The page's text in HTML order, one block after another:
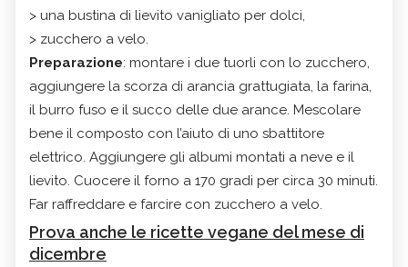
> una bustina di lievito vanigliato per dolci,
> zucchero a velo.
Preparazione: montare i due tuorli con lo zucchero,
aggiungere la scorza di arancia grattugiata, la farina,
il burro fuso e il succo delle due arance. Mescolare
bene il composto con l’aiuto di uno sbattitore
elettrico. Aggiungere gli albumi montati a neve e il
lievito. Cuocere il forno a 170 gradi per circa 30 minuti.
Far raffreddare e farcire con zucchero a velo.
Prova anche le ricette vegane del mese di
dicembre